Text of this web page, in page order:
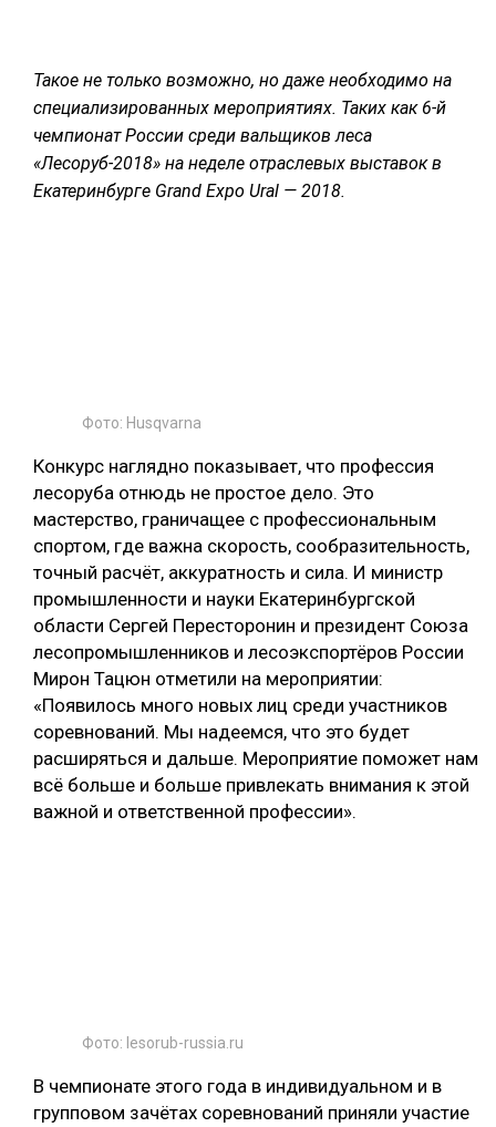
МЕБЕЛЬНОЕ ПРОИЗВОДСТВО
Такое не только возможно, но даже необходимо на
специализированных мероприятиях. Таких как 6-й
чемпионат России среди вальщиков леса
«Лесоруб-2018» на неделе отраслевых выставок в
Екатеринбурге Grand Expo Ural — 2018.
Фото: Husqvarna
Конкурс наглядно показывает, что профессия
лесоруба отнюдь не простое дело. Это
мастерство, граничащее с профессиональным
спортом, где важна скорость, сообразительность,
точный расчёт, аккуратность и сила. И министр
промышленности и науки Екатеринбургской
области Сергей Пересторонин и президент Союза
лесопромышленников и лесоэкспортёров России
Мирон Тацюн отметили на мероприятии:
«Появилось много новых лиц среди участников
соревнований. Мы надеемся, что это будет
расширяться и дальше. Мероприятие поможет нам
всё больше и больше привлекать внимания к этой
важной и ответственной профессии».
Фото: lesorub-russia.ru
В чемпионате этого года в индивидуальном и в
групповом зачётах соревнований приняли участие